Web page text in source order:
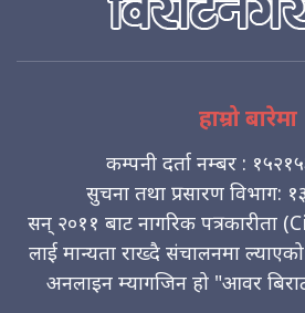
हाम्रो बारेमा
कम्पनी दर्ता नम्बर :
सुचना तथा प्रसारण विभाग:
सन् २०११ बाट नागरिक
लाई मान्यता राख्दै संचालनमा
अनलाइन म्यागजिन हो "आवर